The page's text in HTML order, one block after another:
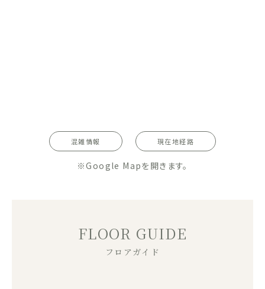
混雑情報 現在地経路
※Google Mapを開きます。
FLOOR GUIDE
フロアガイド